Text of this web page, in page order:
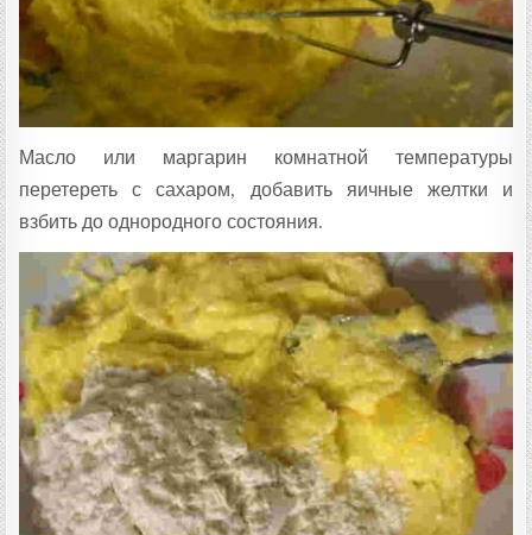
Масло или маргарин комнатной температуры
перетереть с сахаром, добавить яичные желтки и
взбить до однородного состояния.